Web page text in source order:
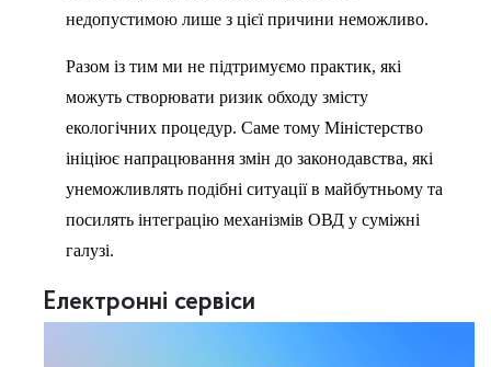
недопустимою лише з цієї причини неможливо.
Разом із тим ми не підтримуємо практик, які
можуть створювати ризик обходу змісту
екологічних процедур. Саме тому Міністерство
ініціює напрацювання змін до законодавства, які
унеможливлять подібні ситуації в майбутньому та
посилять інтеграцію механізмів ОВД у суміжні
галузі.
Електронні сервіси